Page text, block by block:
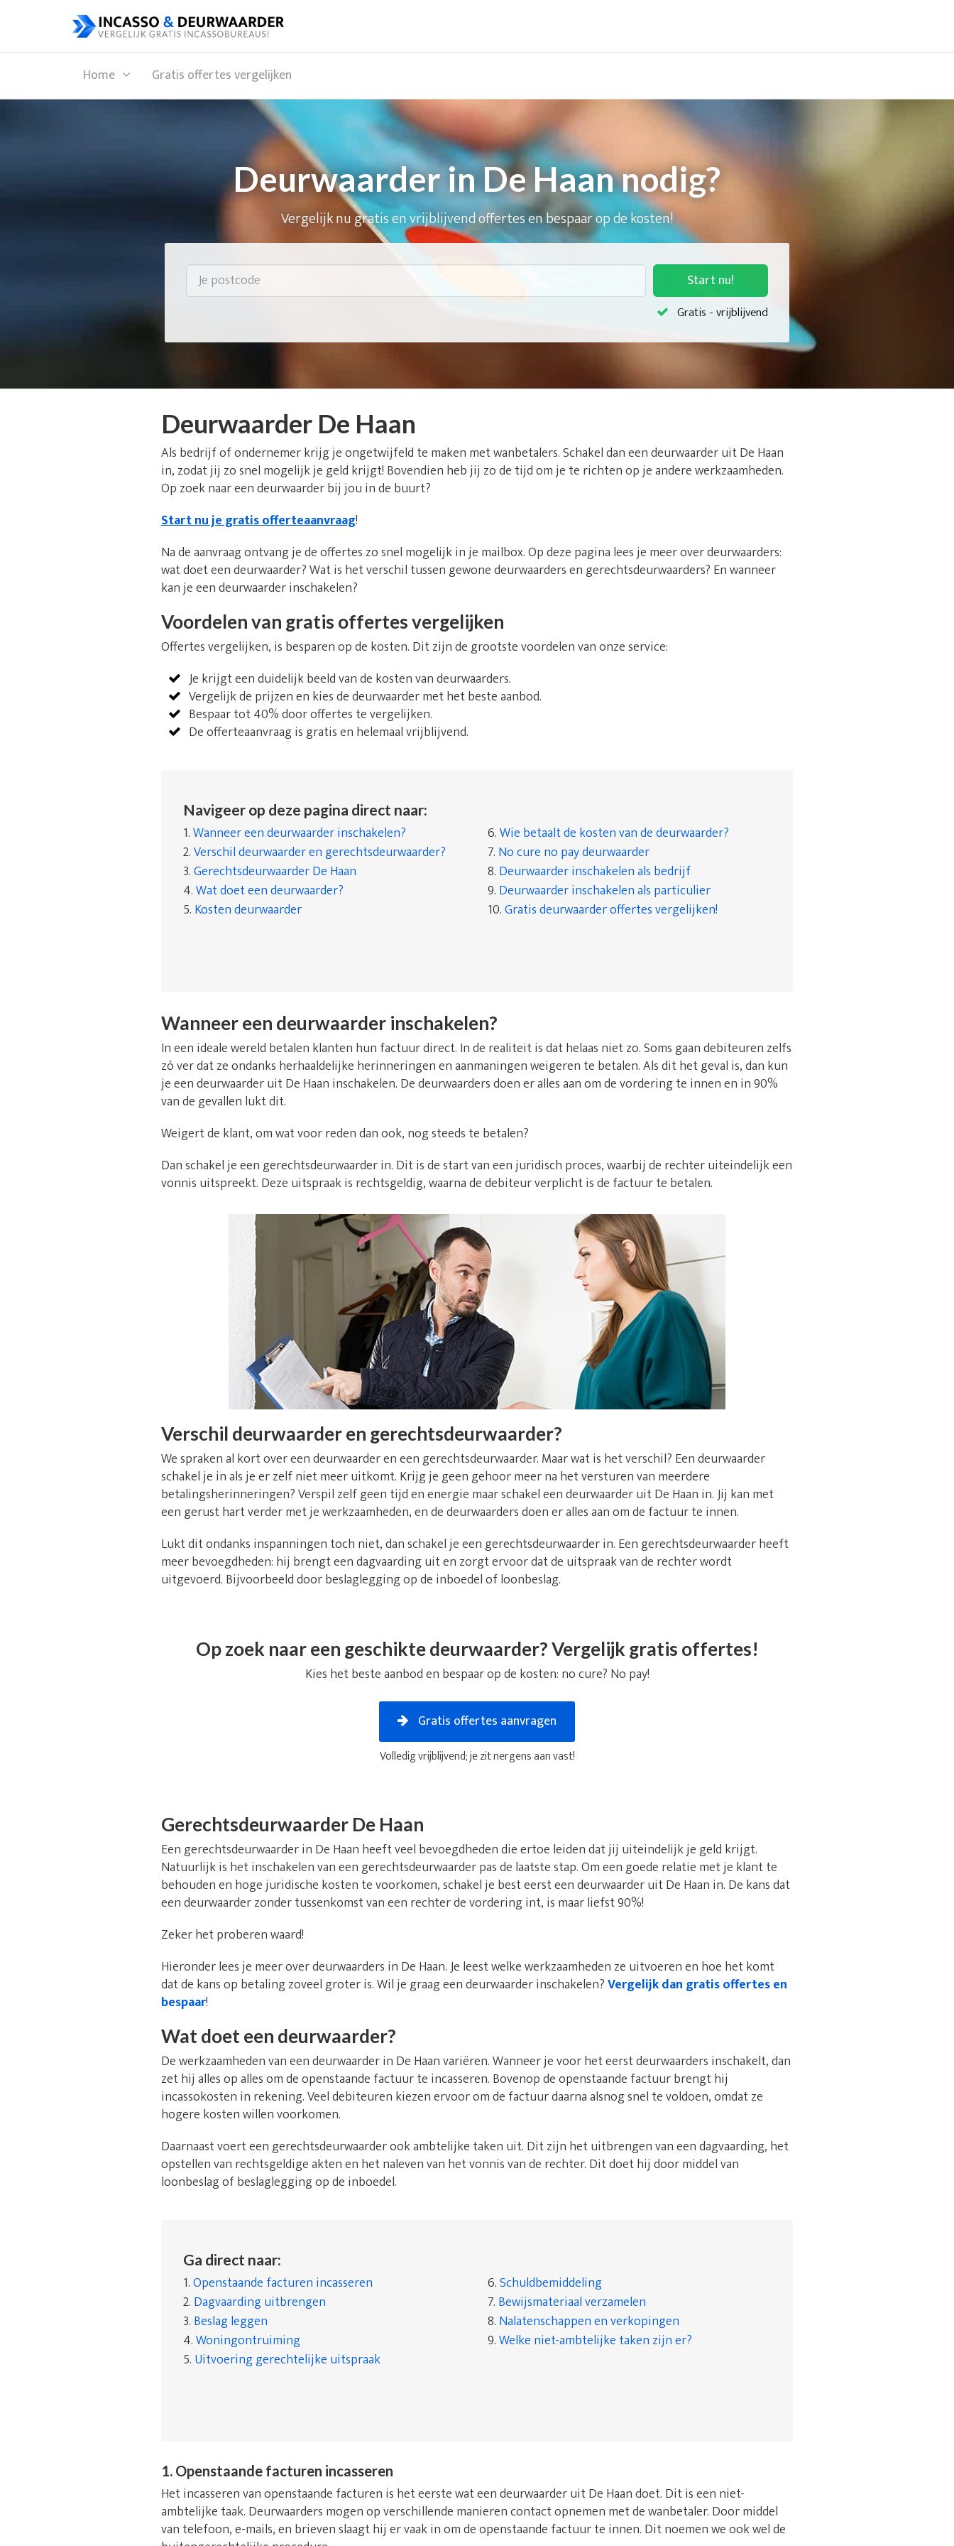
Home Gratis offertes vergelijken
Deurwaarder in De Haan nodig?
Vergelijk nu gratis en vrijblijvend offertes en bespaar op de kosten!
Start nu!
Gratis - vrijblijvend
Deurwaarder De Haan
Als bedrijf of ondernemer krijg je ongetwijfeld te maken met wanbetalers. Schakel dan een deurwaarder uit De Haan
in, zodat jij zo snel mogelijk je geld krijgt! Bovendien heb jij zo de tijd om je te richten op je andere werkzaamheden.
Op zoek naar een deurwaarder bij jou in de buurt?
Start nu je gratis offerteaanvraag!
Na de aanvraag ontvang je de offertes zo snel mogelijk in je mailbox. Op deze pagina lees je meer over deurwaarders:
wat doet een deurwaarder? Wat is het verschil tussen gewone deurwaarders en gerechtsdeurwaarders? En wanneer
kan je een deurwaarder inschakelen?
Voordelen van gratis offertes vergelijken
Offertes vergelijken, is besparen op de kosten. Dit zijn de grootste voordelen van onze service:
Je krijgt een duidelijk beeld van de kosten van deurwaarders.
Vergelijk de prijzen en kies de deurwaarder met het beste aanbod.
Bespaar tot 40% door offertes te vergelijken.
De offerteaanvraag is gratis en helemaal vrijblijvend.
Navigeer op deze pagina direct naar:
1.Wanneer een deurwaarder inschakelen?
2.Verschil deurwaarder en gerechtsdeurwaarder?
3.Gerechtsdeurwaarder De Haan
4.Wat doet een deurwaarder?
5. Kosten deurwaarder
6.Wie betaalt de kosten van de deurwaarder?
7. No cure no pay deurwaarder
8. Deurwaarder inschakelen als bedrijf
9. Deurwaarder inschakelen als particulier
10.Gratis deurwaarder offertes vergelijken!
Wanneer een deurwaarder inschakelen?
In een ideale wereld betalen klanten hun factuur direct. In de realiteit is dat helaas niet zo. Soms gaan debiteuren zelfs
zó ver dat ze ondanks herhaaldelijke herinneringen en aanmaningen weigeren te betalen. Als dit het geval is, dan kun
je een deurwaarder uit De Haan inschakelen. De deurwaarders doen er alles aan om de vordering te innen en in 90%
van de gevallen lukt dit.
Weigert de klant, om wat voor reden dan ook, nog steeds te betalen?
Dan schakel je een gerechtsdeurwaarder in. Dit is de start van een juridisch proces, waarbij de rechter uiteindelijk een
vonnis uitspreekt. Deze uitspraak is rechtsgeldig, waarna de debiteur verplicht is de factuur te betalen.
Verschil deurwaarder en gerechtsdeurwaarder?
We spraken al kort over een deurwaarder en een gerechtsdeurwaarder. Maar wat is het verschil? Een deurwaarder
schakel je in als je er zelf niet meer uitkomt. Krijg je geen gehoor meer na het versturen van meerdere
betalingsherinneringen? Verspil zelf geen tijd en energie maar schakel een deurwaarder uit De Haan in. Jij kan met
een gerust hart verder met je werkzaamheden, en de deurwaarders doen er alles aan om de factuur te innen.
Lukt dit ondanks inspanningen toch niet, dan schakel je een gerechtsdeurwaarder in. Een gerechtsdeurwaarder heeft
meer bevoegdheden: hij brengt een dagvaarding uit en zorgt ervoor dat de uitspraak van de rechter wordt
uitgevoerd. Bijvoorbeeld door beslaglegging op de inboedel of loonbeslag.
Op zoek naar een geschikte deurwaarder? Vergelijk gratis offertes!
Kies het beste aanbod en bespaar op de kosten: no cure? No pay!
Gratis offertes aanvragen
Volledig vrijblijvend; je zit nergens aan vast!
Gerechtsdeurwaarder De Haan
Een gerechtsdeurwaarder in De Haan heeft veel bevoegdheden die ertoe leiden dat jij uiteindelijk je geld krijgt.
Natuurlijk is het inschakelen van een gerechtsdeurwaarder pas de laatste stap. Om een goede relatie met je klant te
behouden en hoge juridische kosten te voorkomen, schakel je best eerst een deurwaarder uit De Haan in. De kans dat
een deurwaarder zonder tussenkomst van een rechter de vordering int, is maar liefst 90%!
Zeker het proberen waard!
Hieronder lees je meer over deurwaarders in De Haan. Je leest welke werkzaamheden ze uitvoeren en hoe het komt
dat de kans op betaling zoveel groter is. Wil je graag een deurwaarder inschakelen?Vergelijk dan gratis offertes en
bespaar!
Wat doet een deurwaarder?
De werkzaamheden van een deurwaarder in De Haan variëren. Wanneer je voor het eerst deurwaarders inschakelt, dan
zet hij alles op alles om de openstaande factuur te incasseren. Bovenop de openstaande factuur brengt hij
incassokosten in rekening. Veel debiteuren kiezen ervoor om de factuur daarna alsnog snel te voldoen, omdat ze
hogere kosten willen voorkomen.
Daarnaast voert een gerechtsdeurwaarder ook ambtelijke taken uit. Dit zijn het uitbrengen van een dagvaarding, het
opstellen van rechtsgeldige akten en het naleven van het vonnis van de rechter. Dit doet hij door middel van
loonbeslag of beslaglegging op de inboedel.
Ga direct naar:
1.Openstaande facturen incasseren
2. Dagvaarding uitbrengen
3. Beslag leggen
4.Woningontruiming
5. Uitvoering gerechtelijke uitspraak
6.Schuldbemiddeling
7. Bewijsmateriaal verzamelen
8. Nalatenschappen en verkopingen
9.Welke niet-ambtelijke taken zijn er?
1. Openstaande facturen incasseren
Het incasseren van openstaande facturen is het eerste wat een deurwaarder uit De Haan doet. Dit is een niet-
ambtelijke taak. Deurwaarders mogen op verschillende manieren contact opnemen met de wanbetaler. Door middel
van telefoon, e-mails, en brieven slaagt hij er vaak in om de openstaande factuur te innen. Dit noemen we ook wel de